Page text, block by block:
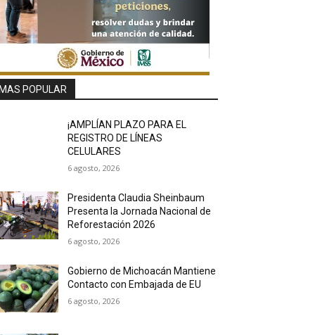
MAS POPULAR
¡AMPLÍAN PLAZO PARA EL
REGISTRO DE LÍNEAS
CELULARES
6 agosto, 2026
Presidenta Claudia Sheinbaum
Presenta la Jornada Nacional de
Reforestación 2026
6 agosto, 2026
Gobierno de Michoacán Mantiene
Contacto con Embajada de EU
6 agosto, 2026